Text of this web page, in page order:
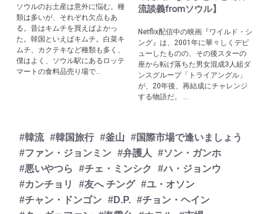
ソウルのお土産は意外に悩む。種
類は多いが、それぞれ欠点もあ
る。昔はキムチを買えばよかっ
た。韓国といえばキムチ。白菜キ
ムチ、カクテキなど種類も多く、
僕はよく、ソウル駅にあるロッテ
マートの食料品売り場で...
流談義fromソウル】
Netflix配信中の映画『ワイルド・シ
ング』は、2001年に華々しくデビ
ューしたものの、その後スターの
座から転げ落ちた男女混成3人組ダ
ンスグループ「トライアングル」
が、20年後、再結成にチャレンジ
する物語だ。 ...
#韓流 #韓国旅行 #釜山
#国際市場で逢いましょう
#ファン・ジョンミン #弁護人
#ソン・ガンホ
#悪いやつら
#チェ・ミンシク
#ハ・ジョンウ
#カンチョリ
#友へ チング #ユ・オソン
#チャン・ドンゴン #D.P. #チョン・ヘイン